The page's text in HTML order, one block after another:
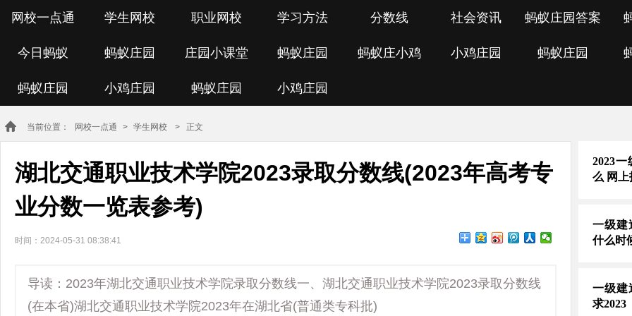
网校一点通 学生网校 职业网校 学习方法 分数线 社会资讯 蚂蚁庄园答案
今日蚂蚁 蚂蚁庄园 庄园小课堂 蚂蚁庄园 蚂蚁庄小鸡 小鸡庄园 蚂蚁庄园
蚂蚁庄园 小鸡庄园 蚂蚁庄园 小鸡庄园
当前位置： 网校一点通 > 学生网校 > 正文
湖北交通职业技术学院2023录取分数线(2023年高考专
业分数一览表参考)
时间：2024-05-31 08:38:41
导读：2023年湖北交通职业技术学院录取分数线一、湖北交通职业技术学院2023录取分数线
(在本省)湖北交通职业技术学院2023年在湖北省(普通类专科批)
2023
么 网上
一级建
什么时
一级建
求2023